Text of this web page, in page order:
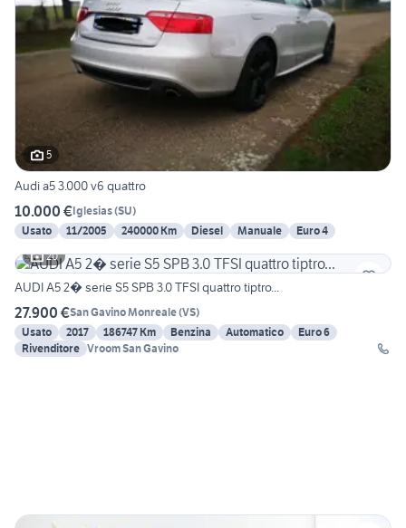
5
Audi a5 3.000 v6 quattro
10.000 €Iglesias(SU)
Usato
11/2005 240000 Km Diesel Manuale
Euro 4
20
AUDI A5 2� serie S5 SPB 3.0 TFSI quattro tiptro...
27.900 €San Gavino Monreale(VS)
Usato
2017 186747 Km Benzina Automatico
Euro 6
Rivenditore Vroom San Gavino